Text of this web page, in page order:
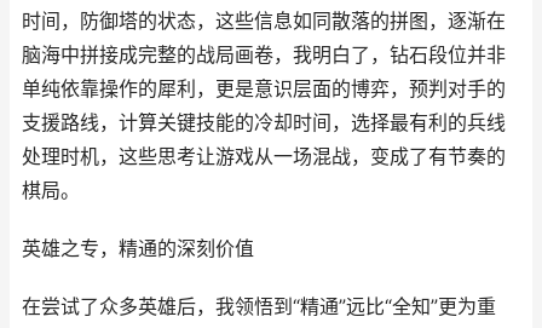
时间，防御塔的状态，这些信息如同散落的拼图，逐渐在
脑海中拼接成完整的战局画卷，我明白了，钻石段位并非
单纯依靠操作的犀利，更是意识层面的博弈，预判对手的
支援路线，计算关键技能的冷却时间，选择最有利的兵线
处理时机，这些思考让游戏从一场混战，变成了有节奏的
棋局。
英雄之专，精通的深刻价值
在尝试了众多英雄后，我领悟到“精通”远比“全知”更为重